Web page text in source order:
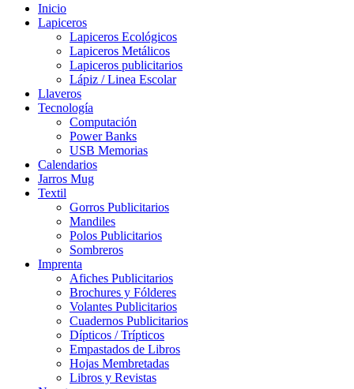
Inicio
Lapiceros
Lapiceros Ecológicos
Lapiceros Metálicos
Lapiceros publicitarios
Lápiz / Linea Escolar
Llaveros
Tecnología
Computación
Power Banks
USB Memorias
Calendarios
Jarros Mug
Textil
Gorros Publicitarios
Mandiles
Polos Publicitarios
Sombreros
Imprenta
Afiches Publicitarios
Brochures y Fólderes
Volantes Publicitarios
Cuadernos Publicitarios
Dípticos / Trípticos
Empastados de Libros
Hojas Membretadas
Libros y Revistas